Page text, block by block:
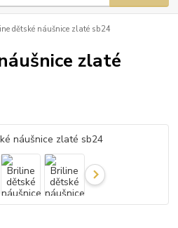
dětské náušnice zlaté sb24
zlaté